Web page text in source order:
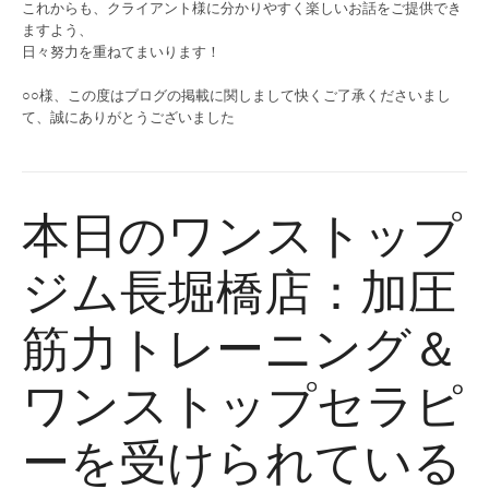
これからも、クライアント様に分かりやすく楽しいお話をご提供でき
ますよう、
日々努力を重ねてまいります！
○○様、この度はブログの掲載に関しまして快くご了承くださいまし
て、誠にありがとうございました
本日のワンストップ
ジム長堀橋店：加圧
筋力トレーニング＆
ワンストップセラピ
ーを受けられている